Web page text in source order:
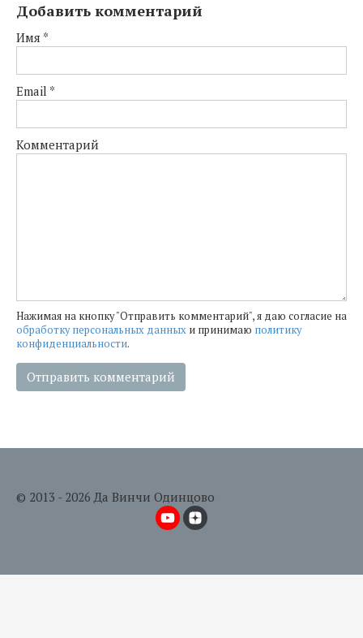
Добавить комментарий
Имя *
Email *
Комментарий
Нажимая на кнопку "Отправить комментарий", я даю согласие на
обработку персональных данных и принимаю политику
конфиденциальности.
© 2013 - 2026 Да Винчи Одинцово